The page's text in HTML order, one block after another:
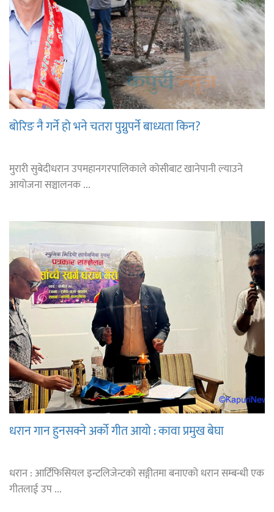
बोरिङ नै गर्ने हो भने चतरा पुग्नुपर्ने बाध्यता किन?
मुरारी सुबेदीधरान उपमहानगरपालिकाले कोसीबाट खानेपानी ल्याउने
आयोजना सञ्चालनक ...
धरान गान हुनसक्ने अर्को गीत आयो : कावा प्रमुख बेघा
धरान : आर्टिफिसियल इन्टलिजेन्टको सङ्गीतमा बनाएको धरान सम्बन्धी एक
गीतलाई उप ...